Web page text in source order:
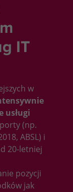
IT
w
usługi
(np.
ABSL) i
20-letniej
pozycji
jak